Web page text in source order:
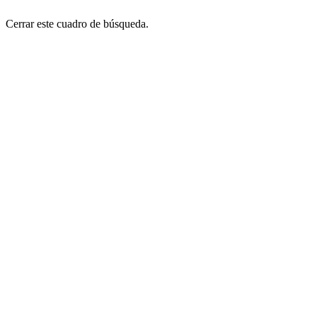
Cerrar este cuadro de búsqueda.